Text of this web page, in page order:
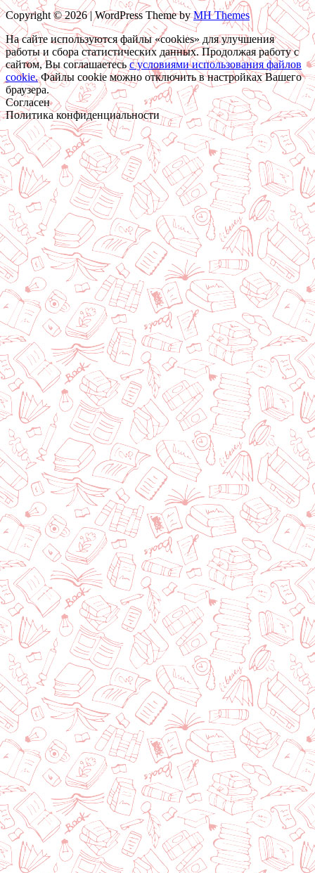
Copyright © 2026 | WordPress Theme byMH Themes
На сайте используются файлы «cookies» для улучшения
работы и сбора статистических данных. Продолжая работу с
сайтом, Вы соглашаетесьc условиями использования файлов
cookie.Файлы cookie можно отключить в настройках Вашего
браузера.
Согласен
Политика конфиденциальности